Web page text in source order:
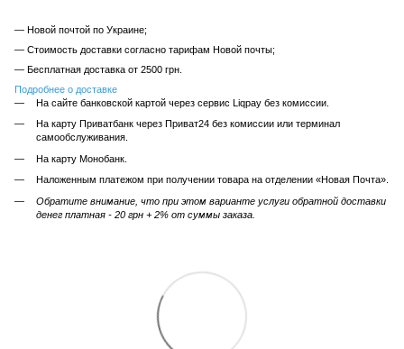
— Новой почтой по Украине;
— Стоимость доставки согласно тарифам Новой почты;
— Бесплатная доставка от 2500 грн.
Подробнее о доставке
На сайте банковской картой через сервис Liqpay без комиссии.
На карту Приватбанк через Приват24 без комиссии или терминал
самообслуживания.
На карту Монобанк.
Наложенным платежом при получении товара на отделении «Новая Почта».
Обратите внимание, что при этом варианте услуги обратной доставки
денег платная - 20 грн + 2% от суммы заказа.